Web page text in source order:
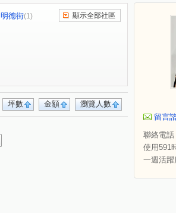
明德街(1) 顯示全部社區
瀏覽人數
金額
坪數
留言
聯絡電話
使用591
一週活躍